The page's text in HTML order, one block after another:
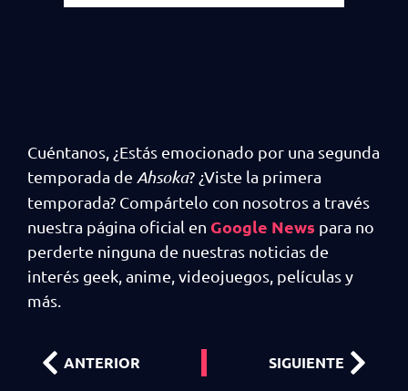
Cuéntanos, ¿Estás emocionado por una segunda
temporada de Ahsoka? ¿Viste la primera
temporada? Compártelo con nosotros a través
nuestra página oficial en Google News para no
perderte ninguna de nuestras noticias de
interés geek, anime, videojuegos, películas y
más.
ANTERIOR SIGUIENTE